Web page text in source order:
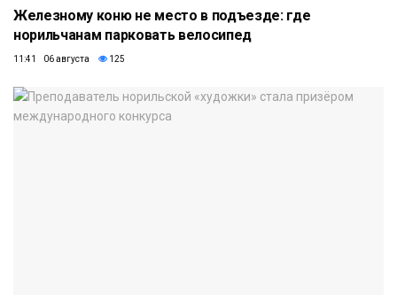
Железному коню не место в подъезде: где
норильчанам парковать велосипед
11:41 06 августа 125